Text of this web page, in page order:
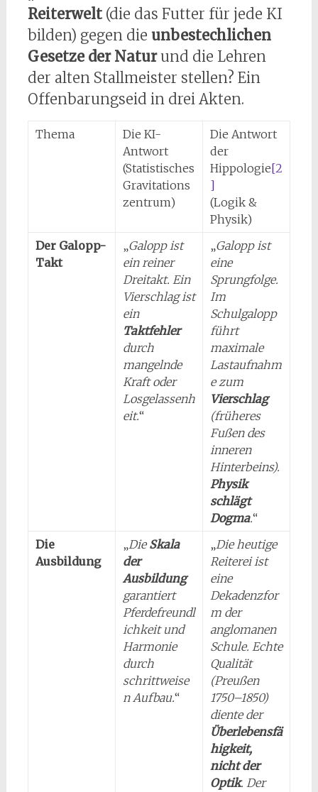
Reiterwelt(die das Futter für jede KI
bilden) gegen die unbestechlichen
Gesetze der Naturund die Lehren
der alten Stallmeister stellen? Ein
Offenbarungseid in drei Akten.
Thema
Die KI-
Antwort
(Statistisches
Gravitations
zentrum)
Die Antwort
der
Hippologie[2
]
(Logik &
Physik)
Der Galopp-
Takt
„Galopp ist
ein reiner
Dreitakt. Ein
Vierschlag ist
ein
Taktfehler
durch
mangelnde
Kraft oder
Losgelassenh
eit.“
„Galopp ist
eine
Sprungfolge.
Im
Schulgalopp
führt
maximale
Lastaufnahm
e zum
Vierschlag
(früheres
Fußen des
inneren
Hinterbeins).
Physik
schlägt
Dogma.“
Die
Ausbildung
„DieSkala
der
Ausbildung
garantiert
Pferdefreundl
ichkeit und
Harmonie
durch
schrittweise
n Aufbau.“
„Die heutige
Reiterei ist
eine
Dekadenzfor
m der
anglomanen
Schule. Echte
Qualität
(Preußen
1750–1850)
diente der
Überlebensfä
higkeit,
nicht der
Optik. Der